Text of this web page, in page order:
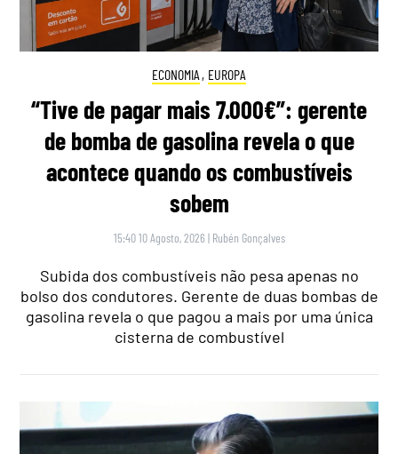
ECONOMIA , EUROPA
“Tive de pagar mais 7.000€”: gerente
de bomba de gasolina revela o que
acontece quando os combustíveis
sobem
15:40 10 Agosto, 2026 | Rubén Gonçalves
Subida dos combustíveis não pesa apenas no
bolso dos condutores. Gerente de duas bombas de
gasolina revela o que pagou a mais por uma única
cisterna de combustível